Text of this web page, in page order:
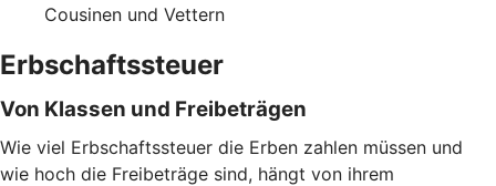
Cousinen und Vettern
Erbschaftssteuer
Von Klassen und Freibeträgen
Wie viel Erbschaftssteuer die Erben zahlen müssen und
wie hoch die Freibeträge sind, hängt von ihrem